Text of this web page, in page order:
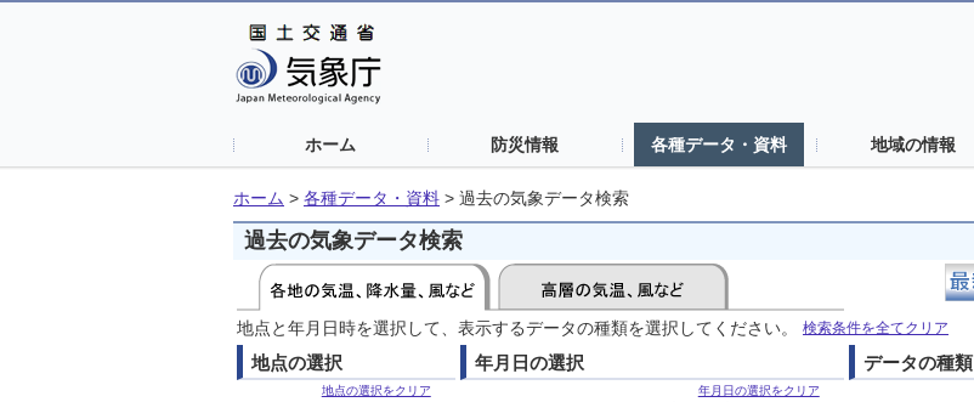
ホーム 防災情報 各種データ・資料 地域の情報
ホーム > 各種データ・資料 > 過去の気象データ検索
過去の気象データ検索
地点と年月日時を選択して、表示するデータの種類を選択してください。 検索条件を全てクリア
地点の選択
地点の選択をクリア
年月日の選択
年月日の選択をクリア
データの種類